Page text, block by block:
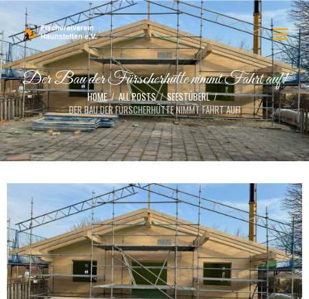
Der Bau der Fürscherhütte nimmt Fahrt auf!
HOME ALL POSTS
SEESTÜBERL
DER BAU DER FÜRSCHERHÜTTE NIMMT FAHRT AUF!